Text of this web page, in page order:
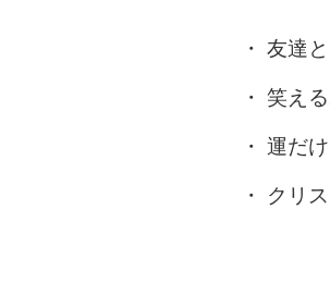
友達
笑え
運だ
クリ